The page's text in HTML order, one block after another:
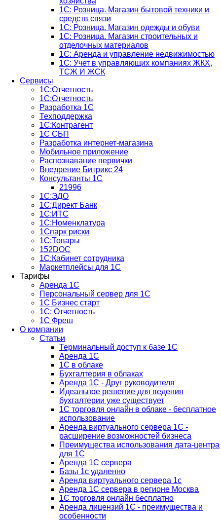
1С: Розница. Магазин бытовой техники и
средств связи
1С: Розница. Магазин одежды и обуви
1С: Розница. Магазин строительных и
отделочных материалов
1С: Аренда и управление недвижимостью
1C: Учет в управляющих компаниях ЖКХ,
ТСЖ И ЖСК
Сервисы
1С:Отчетность
1С:Отчетность
Разработка 1С
Техподдержка
1С:Контрагент
1С СБП
Разработка интернет-магазина
Мобильное приложение
Распознавание первички
Внедрение Битрикс 24
Консультанты 1С
21996
1С:ЭДО
1С:Директ Банк
1С:ИТС
1С:Номенклатура
1Спарк риски
1С:Товары
152DOC
1С:Кабинет сотрудника
Маркетплейсы для 1С
Тарифы
Аренда 1С
Персональный сервер для 1С
1С Бизнес старт
1С: Отчетность
1C Фреш
О компании
Статьи
Терминальный доступ к базе 1С
Аренда 1С
1С в облаке
Бухгалтерия в облаках
Аренда 1С - Друг руководителя
Идеальное решение для ведения
бухгалтерии уже существует
1С торговля онлайн в облаке - бесплатное
использование
Аренда виртуального сервера 1С -
расширение возможностей бизнеса
Преимущества использования дата-центра
для 1С
Аренда 1С сервера
Базы 1с удаленно
Аренда виртуального сервера 1с
Аренда 1С сервера в регионе Москва
1С торговля онлайн бесплатно
Аренда лицензий 1С - преимущества и
особенности